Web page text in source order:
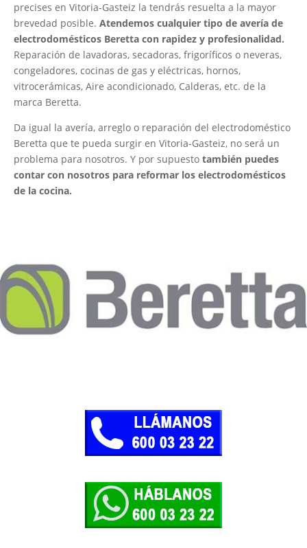
precises en Vitoria-Gasteiz la tendrás resuelta a la mayor
brevedad posible. Atendemos cualquier tipo de avería de
electrodomésticos Beretta con rapidez y profesionalidad.
Reparación de lavadoras, secadoras, frigoríficos o neveras,
congeladores, cocinas de gas y eléctricas, hornos,
vitrocerámicas, Aire acondicionado, Calderas, etc. de la
marca Beretta.
Da igual la avería, arreglo o reparación del electrodoméstico
Beretta que te pueda surgir en Vitoria-Gasteiz, no será un
problema para nosotros. Y por supuesto también puedes
contar con nosotros para reformar los electrodomésticos
de la cocina.